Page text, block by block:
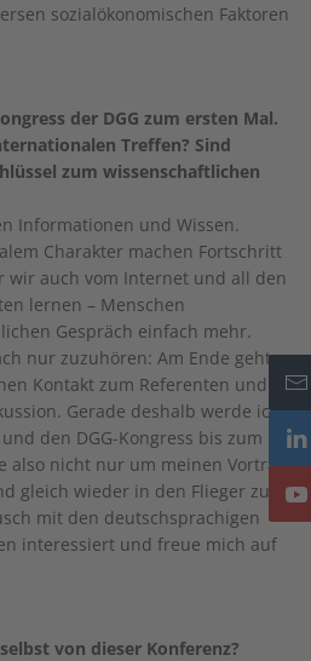
sozialökonomischen Faktoren
der DGG zum ersten Mal.
Treffen? Sind
zum wissenschaftlichen
Informationen und Wissen.
Charakter machen Fortschritt
wir auch vom Internet und all den
lernen – Menschen
Gespräch einfach mehr.
nur zuzuhören: Am Ende geht
Kontakt zum Referenten und
Gerade deshalb werde ich
den DGG-Kongress bis zum
also nicht nur um meinen Vortrag
gleich wieder in den Flieger zu
mit den deutschsprachigen
interessiert und freue mich auf
von dieser Konferenz?